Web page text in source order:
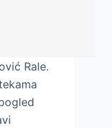
Rale.